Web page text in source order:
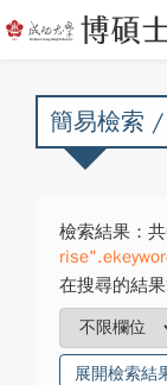
簡易檢索
檢索結果：共
在搜尋的結
展開檢索結